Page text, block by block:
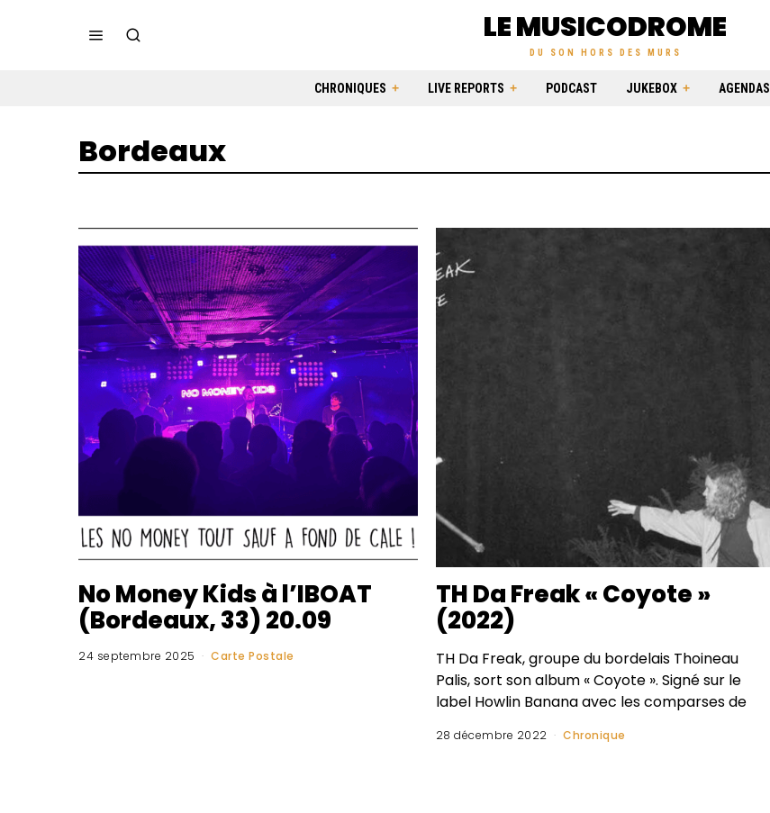
LE MUSICODROME
DU SON HORS DES MURS
CHRONIQUES LIVE REPORTS PODCAST JUKEBOX AGENDAS
Bordeaux
No Money Kids à l’IBOAT
(Bordeaux, 33) 20.09
24 septembre 2025 Carte Postale
TH Da Freak « Coyote »
(2022)
TH Da Freak, groupe du bordelais Thoineau
Palis, sort son album « Coyote ». Signé sur le
label Howlin Banana avec les comparses de
28 décembre 2022 Chronique